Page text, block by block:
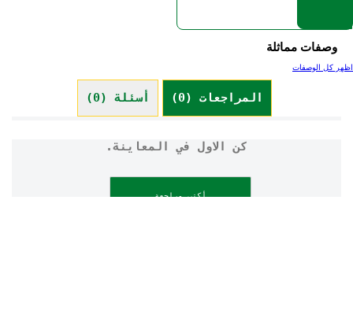
وصفات مماثلة
اظهر كل الوصفات
المراجعات (0) أسئلة (0)
كن الاول في المعاينة.
أكتب مراجعة